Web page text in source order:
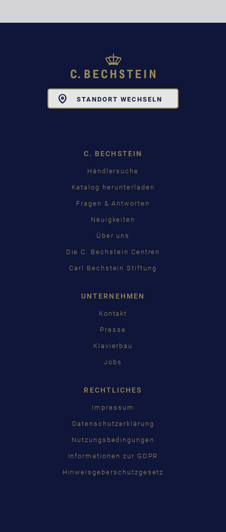
STANDORT WECHSELN
C. BECHSTEIN
Händlersuche
Katalog herunterladen
Fragen & Antworten
Neuigkeiten
Über uns
Die C. Bechstein Centren
Carl Bechstein Stiftung
UNTERNEHMEN
Kontakt
Presse
Klavierbau
Jobs
RECHTLICHES
Impressum
Datenschutzerklärung
Nutzungsbedingungen
Informationen zur GDPR
Hinweisgeberschutzgesetz